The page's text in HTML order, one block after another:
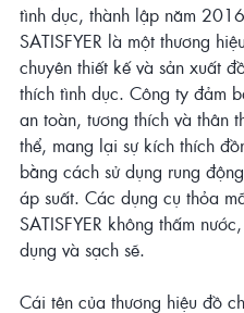
tình dục, thành lập năm
SATISFYER là một thương
chuyên thiết kế và sản xuất
thích tình dục. Công ty đảm
an toàn, tương thích và thân
thể, mang lại sự kích thích
bằng cách sử dụng rung
áp suất. Các dụng cụ thỏa
SATISFYER không thấm
dụng và sạch sẽ.
Cái tên của thương hiệu đồ